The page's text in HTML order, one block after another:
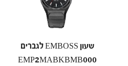
שעון EMBOSS לגברים
EMP2MABKBMB000